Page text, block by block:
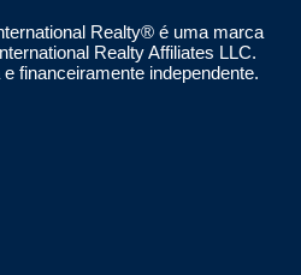
Realty® é uma marca
Realty Affiliates LLC.
financeiramente independente.